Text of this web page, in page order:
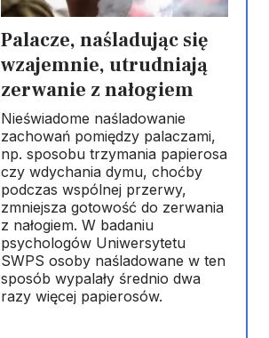
Palacze, naśladując się
wzajemnie, utrudniają
zerwanie z nałogiem
Nieświadome naśladowanie
zachowań pomiędzy palaczami,
np. sposobu trzymania papierosa
czy wdychania dymu, choćby
podczas wspólnej przerwy,
zmniejsza gotowość do zerwania
z nałogiem. W badaniu
psychologów Uniwersytetu
SWPS osoby naśladowane w ten
sposób wypalały średnio dwa
razy więcej papierosów.